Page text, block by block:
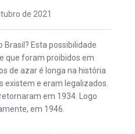
de 2021
Brasil? Esta possibilidade
que foram proibidos em
de azar é longa na história
existem e eram legalizados.
em 1934. Logo
em 1946.